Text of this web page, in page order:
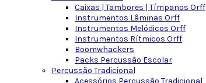
Caixas | Tambores | Tímpanos Orff
Instrumentos Lâminas Orff
Instrumentos Melódicos Orff
Instrumentos Rítmicos Orff
Boomwhackers
Packs Percussão Escolar
Percussão Tradicional
Acessórios Percussão Tradicional